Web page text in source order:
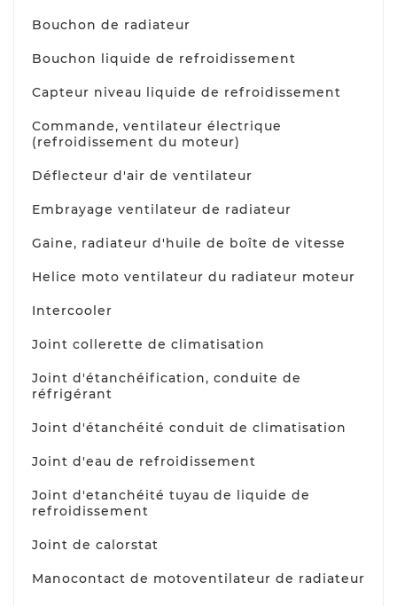
Bouchon de radiateur
Bouchon liquide de refroidissement
Capteur niveau liquide de refroidissement
Commande, ventilateur électrique
(refroidissement du moteur)
Déflecteur d'air de ventilateur
Embrayage ventilateur de radiateur
Gaine, radiateur d'huile de boîte de vitesse
Helice moto ventilateur du radiateur moteur
Intercooler
Joint collerette de climatisation
Joint d'étanchéification, conduite de
réfrigérant
Joint d'étanchéité conduit de climatisation
Joint d'eau de refroidissement
Joint d'etanchéité tuyau de liquide de
refroidissement
Joint de calorstat
Manocontact de motoventilateur de radiateur